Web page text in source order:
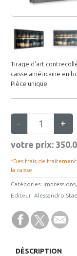
Tirage d'art
caisse américaine en
Pièce unique.
votre prix:
*Des frais de
la caisse.
Catégories:
Editeur:Alessandro
DÉSCRIPTION